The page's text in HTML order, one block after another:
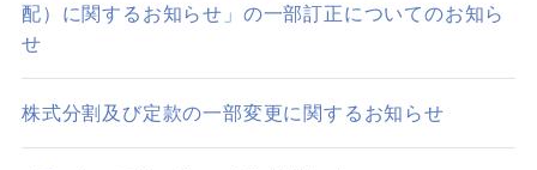
配）に関するお知らせ」の一部訂正についてのお知ら
せ
株式分割及び定款の一部変更に関するお知らせ